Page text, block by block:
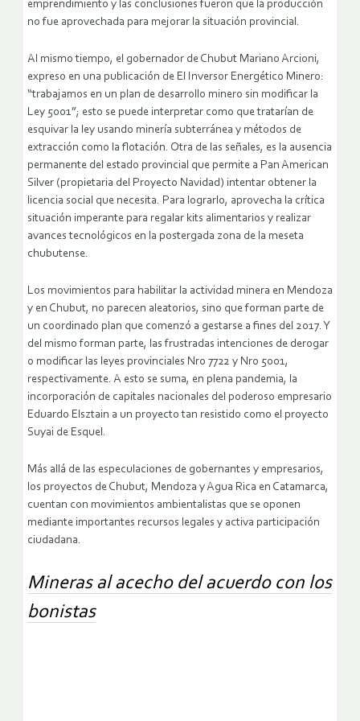
emprendimiento y las conclusiones fueron que la producción
no fue aprovechada para mejorar la situación provincial.
Al mismo tiempo, el gobernador de Chubut Mariano Arcioni,
expreso en una publicación de El Inversor Energético Minero:
“trabajamos en un plan de desarrollo minero sin modificar la
Ley 5001”; esto se puede interpretar como que tratarían de
esquivar la ley usando minería subterránea y métodos de
extracción como la flotación. Otra de las señales, es la ausencia
permanente del estado provincial que permite a Pan American
Silver (propietaria del Proyecto Navidad) intentar obtener la
licencia social que necesita. Para lograrlo, aprovecha la crítica
situación imperante para regalar kits alimentarios y realizar
avances tecnológicos en la postergada zona de la meseta
chubutense.
Los movimientos para habilitar la actividad minera en Mendoza
y en Chubut, no parecen aleatorios, sino que forman parte de
un coordinado plan que comenzó a gestarse a fines del 2017. Y
del mismo forman parte, las frustradas intenciones de derogar
o modificar las leyes provinciales Nro 7722 y Nro 5001,
respectivamente. A esto se suma, en plena pandemia, la
incorporación de capitales nacionales del poderoso empresario
Eduardo Elsztain a un proyecto tan resistido como el proyecto
Suyai de Esquel.
Más allá de las especulaciones de gobernantes y empresarios,
los proyectos de Chubut, Mendoza y Agua Rica en Catamarca,
cuentan con movimientos ambientalistas que se oponen
mediante importantes recursos legales y activa participación
ciudadana.
Mineras al acecho del acuerdo con los
bonistas